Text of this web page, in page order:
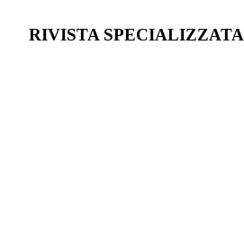
RIVISTA SPECIALIZZATA